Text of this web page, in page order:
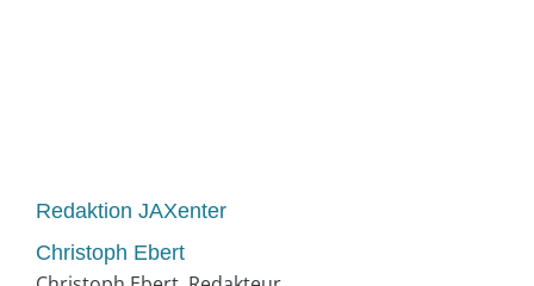
Redaktion JAXenter
Christoph Ebert